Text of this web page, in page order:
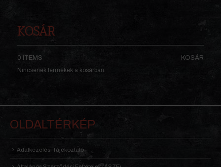
KOSÁR
0 ITEMS
KOSÁR
Nincsenek termékek a kosárban.
OLDALTÉRKÉP
Adatkezelési Tájékoztató